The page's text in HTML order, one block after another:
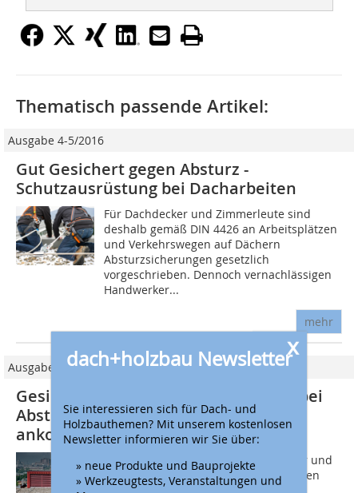
x
dach+holzbau Newsletter
Sie interessieren sich für Dach- und
Holzbauthemen? Mit unserem kostenlosen
Newsletter informieren wir Sie über:
» neue Produkte und Bauprojekte
» Werkzeugtests, Veranstaltungen und
Thematisch passende Artikel:
Ausgabe 4-5/2016
Gut Gesichert gegen Absturz -
Schutzausrüstung bei Dacharbeiten
Für Dachdecker und Zimmerleute sind
deshalb gemäß DIN 4426 an Arbeitsplätzen
und Verkehrswegen auf Dächern
Absturzsicherungen gesetzlich
vorgeschrieben. Dennoch vernachlässigen
Handwerker...
mehr
Ausgabe 01/2018
Gesichert gegen Absturz: Worauf es bei
Absturzsicherung bei Dacharbeiten
ankommt
Das Wichtigste in Kürze: - Dachdecker und
Zimmerer sind, im Vergleich zu anderen